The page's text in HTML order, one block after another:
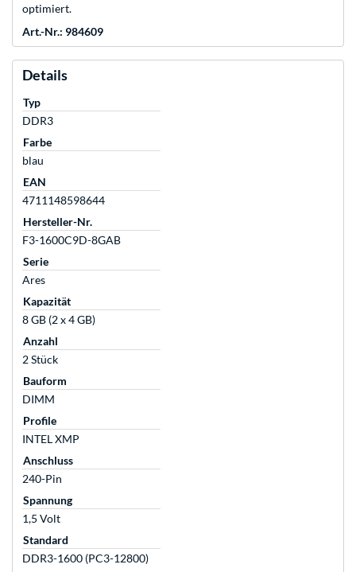
optimiert.
Art.-Nr.: 984609
Details
Typ
DDR3
Farbe
blau
EAN
4711148598644
Hersteller-Nr.
F3-1600C9D-8GAB
Serie
Ares
Kapazität
8 GB (2 x 4 GB)
Anzahl
2 Stück
Bauform
DIMM
Profile
INTEL XMP
Anschluss
240-Pin
Spannung
1,5 Volt
Standard
DDR3-1600 (PC3-12800)